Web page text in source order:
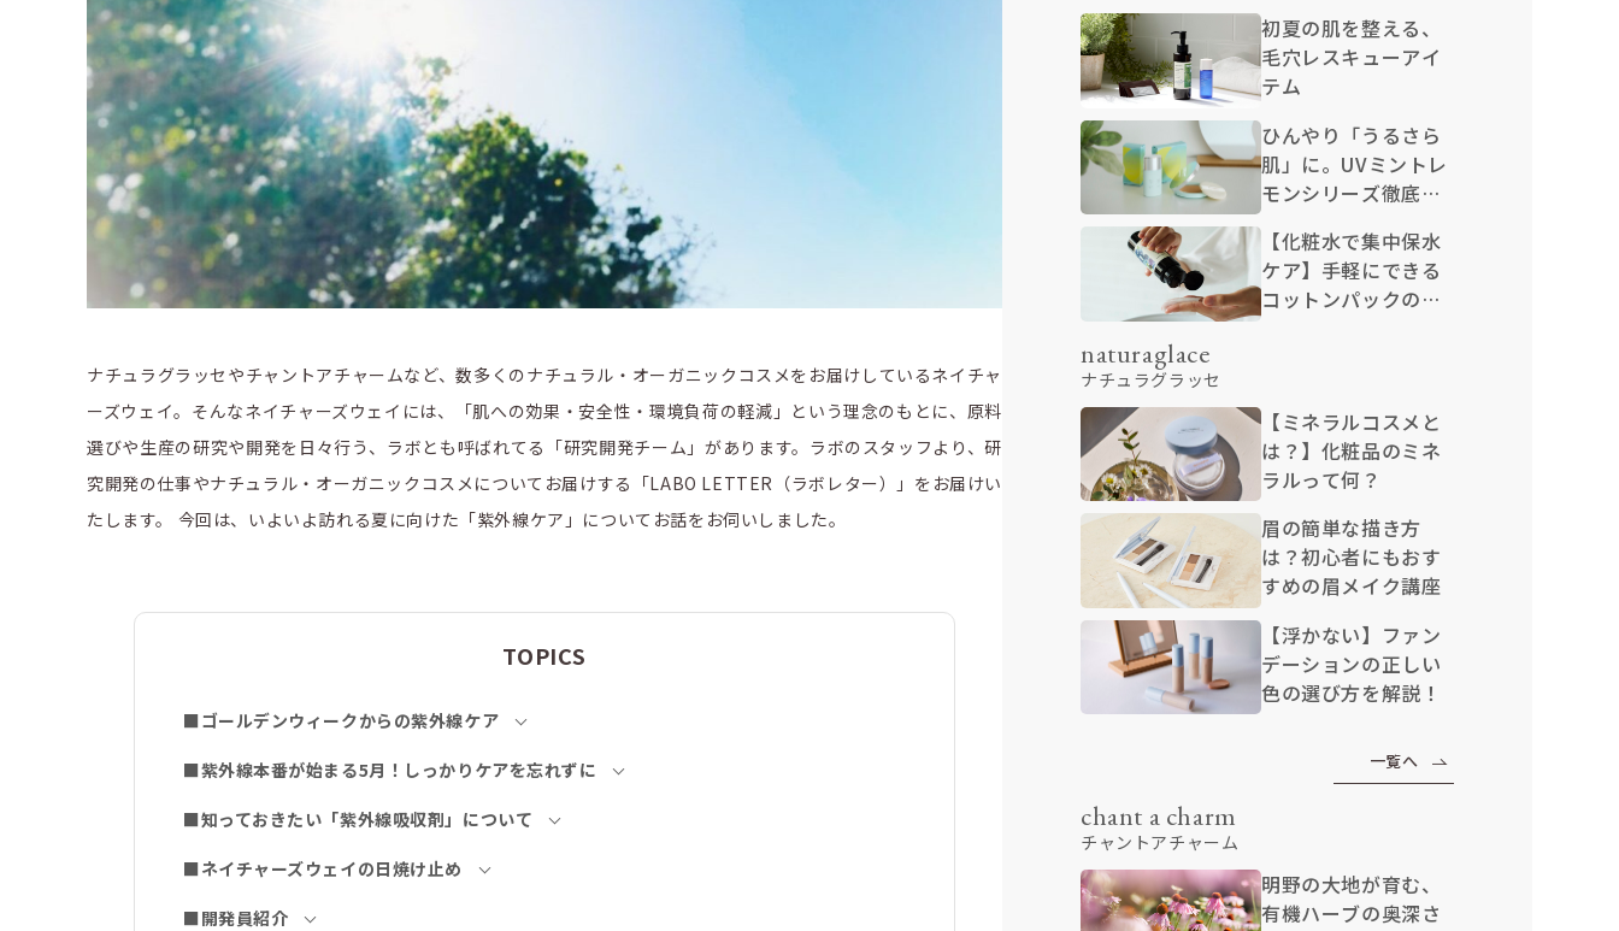
ナチュラグラッセやチャントアチャームなど、数多くのナチュラル・オーガニックコスメをお届けしているネイチャ
ーズウェイ。そんなネイチャーズウェイには、「肌への効果・安全性・環境負荷の軽減」という理念のもとに、原料
選びや生産の研究や開発を日々行う、ラボとも呼ばれてる「研究開発チーム」があります。ラボのスタッフより、研
究開発の仕事やナチュラル・オーガニックコスメについてお届けする「LABO LETTER（ラボレター）」をお届けい
たします。 今回は、いよいよ訪れる夏に向けた「紫外線ケア」についてお話をお伺いしました。
TOPICS
■ゴールデンウィークからの紫外線ケア
■紫外線本番が始まる5月！しっかりケアを忘れずに
■知っておきたい「紫外線吸収剤」について
■ネイチャーズウェイの日焼け止め
■開発員紹介
初夏の肌を整える、
毛穴レスキューアイ
テム
ひんやり「うるさら
肌」に。UVミントレ
モンシリーズ徹底解
【化粧水で集中保水
ケア】手軽にできる
コットンパックのや
naturaglace
ナチュラグラッセ
【ミネラルコスメと
は？】化粧品のミネ
ラルって何？
眉の簡単な描き方
は？初心者にもおす
すめの眉メイク講座
【浮かない】ファン
デーションの正しい
色の選び方を解説！
一覧へ
chant a charm
チャントアチャーム
明野の大地が育む、
有機ハーブの奥深さ